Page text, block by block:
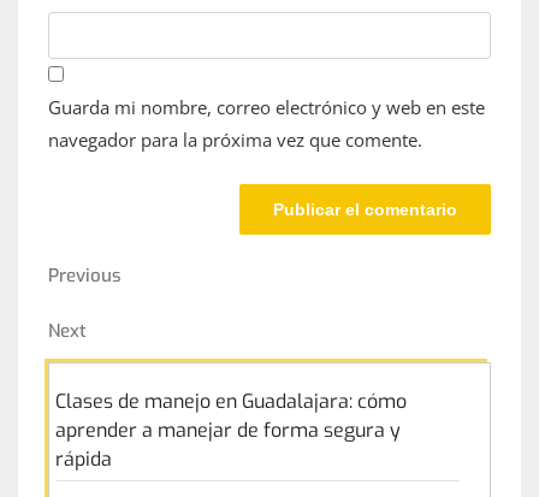
Guarda mi nombre, correo electrónico y web en este
navegador para la próxima vez que comente.
Navegación
entradas
Previous
Previous
Next
Post
Next
Clases de manejo en Guadalajara: cómo
aprender a manejar de forma segura y
rápida